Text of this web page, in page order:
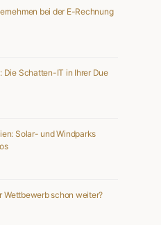
bei der E-Rechnung
Die Schatten-IT in Ihrer Due
Solar- und Windparks
Wettbewerb schon weiter?